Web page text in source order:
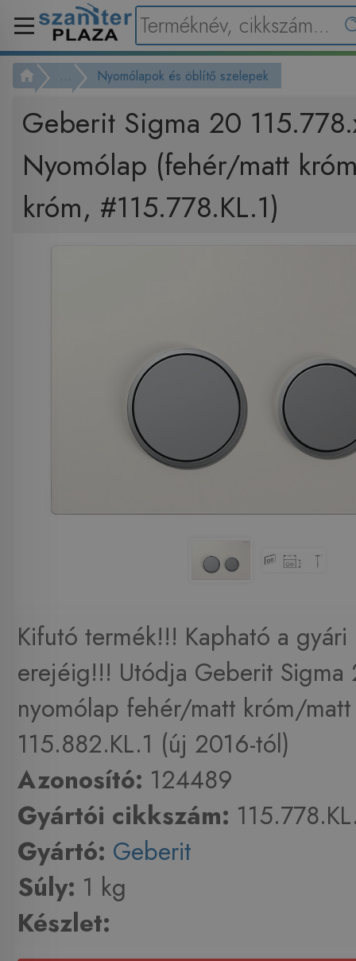
... Nyomólapok és öblítő szelepek
Geberit Sigma 20
Nyomólap (fehér/matt
króm, #115.778.KL.1)
Kifutó termék!!! Kapható a gyári
erejéig!!! Utódja Geberit Sigma
nyomólap fehér/matt króm/
115.882.KL.1 (új 2016-tól)
Azonosító: 124489
Gyártói cikkszám:
Gyártó: Geberit
Súly: 1 kg
Készlet: